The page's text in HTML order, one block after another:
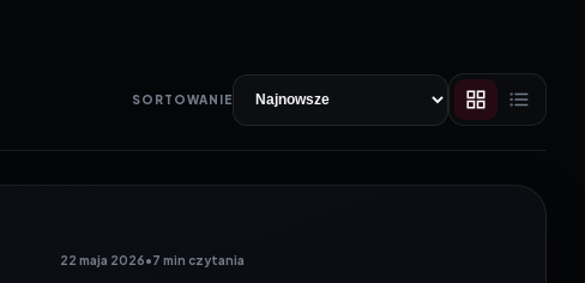
SORTOWANIE
22 maja 2026•7 min czytania